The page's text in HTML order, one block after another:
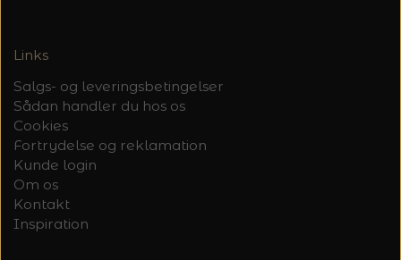
Links
Salgs- og leveringsbetingelser
Sådan handler du hos os
Cookies
Fortrydelse og reklamation
Kunde login
Om os
Kontakt
Inspiration